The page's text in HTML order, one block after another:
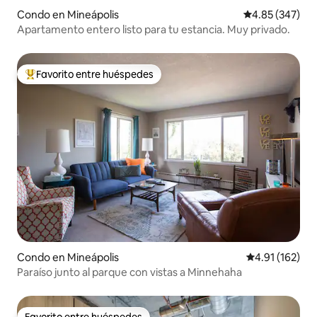
Condo en Mineápolis Calificación
4.85 (347)
Apartamento entero listo para tu estancia. Muy privado.
Favorito entre huéspedes preferido
Favorito entre huéspedes
Condo en Mineápolis Calificación
4.91 (162)
Paraíso junto al parque con vistas a Minnehaha